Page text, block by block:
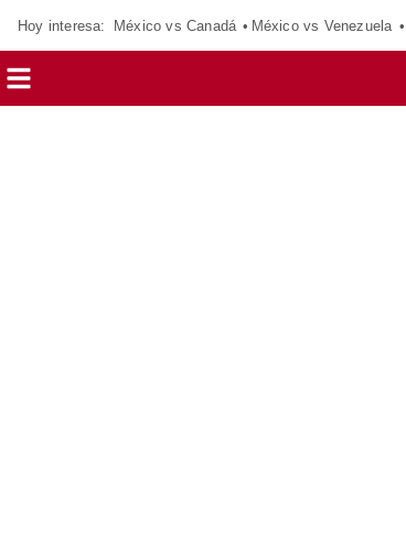
Hoy interesa: México vs Canadá México vs Venezuela